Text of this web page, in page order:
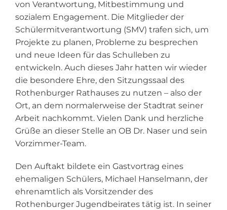
von Verantwortung, Mitbestimmung und
sozialem Engagement. Die Mitglieder der
Schülermitverantwortung (SMV) trafen sich, um
Projekte zu planen, Probleme zu besprechen
und neue Ideen für das Schulleben zu
entwickeln. Auch dieses Jahr hatten wir wieder
die besondere Ehre, den Sitzungssaal des
Rothenburger Rathauses zu nutzen – also der
Ort, an dem normalerweise der Stadtrat seiner
Arbeit nachkommt. Vielen Dank und herzliche
Grüße an dieser Stelle an OB Dr. Naser und sein
Vorzimmer-Team.
Den Auftakt bildete ein Gastvortrag eines
ehemaligen Schülers, Michael Hanselmann, der
ehrenamtlich als Vorsitzender des
Rothenburger Jugendbeirates tätig ist. In seiner